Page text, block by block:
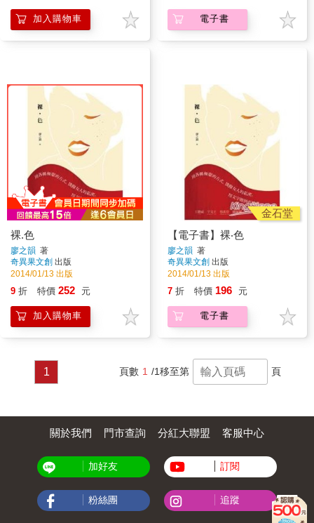
加入購物車 電子書
裸.色
廖之韻 著
奇異果文創 出版
2014/01/13 出版
9 折 特價 252 元
加入購物車
金石堂
【電子書】裸‧色
廖之韻 著
奇異果文創 出版
2014/01/13 出版
7 折 特價 196 元
電子書
1 頁數 1 /1移至第 頁
關於我們 門市查詢 分紅大聯盟 客服中心
加好友 訂閱
粉絲團 追蹤